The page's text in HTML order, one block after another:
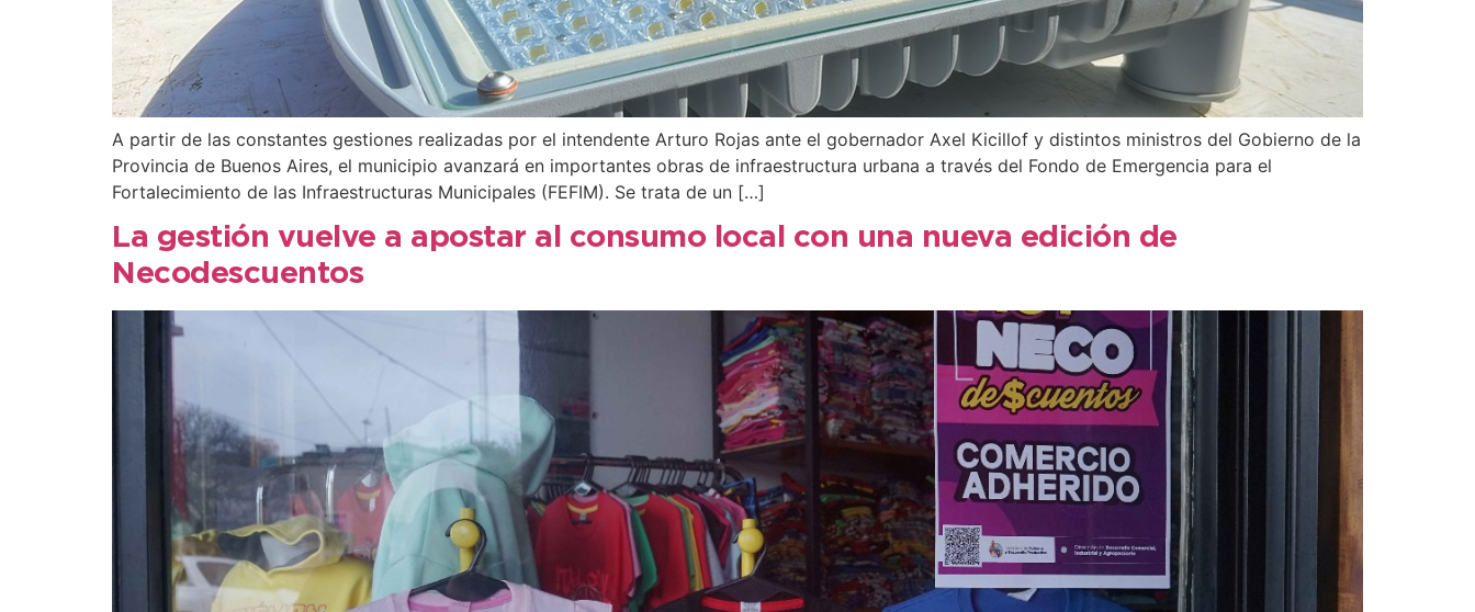
A partir de las constantes gestiones realizadas por el intendente Arturo Rojas ante el gobernador Axel Kicillof y distintos ministros del Gobierno de la
Provincia de Buenos Aires, el municipio avanzará en importantes obras de infraestructura urbana a través del Fondo de Emergencia para el
Fortalecimiento de las Infraestructuras Municipales (FEFIM). Se trata de un […]
La gestión vuelve a apostar al consumo local con una nueva edición de
Necodescuentos